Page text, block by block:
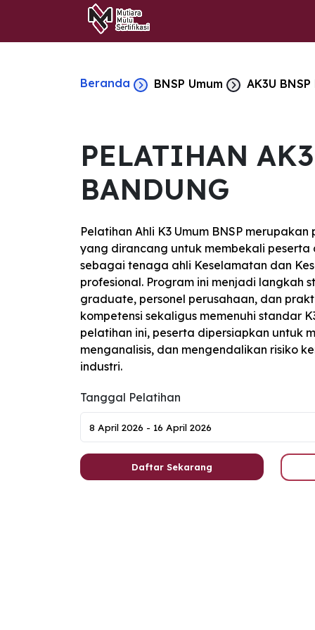
Beranda BNSP Umum AK3U
PELATIHAN
BANDUNG
Pelatihan Ahli K3 Umum BNSP
yang dirancang untuk membekali peserta
sebagai tenaga ahli Keselamatan dan
profesional. Program ini menjadi langkah
graduate, personel perusahaan, dan
kompetensi sekaligus memenuhi standar
pelatihan ini, peserta dipersiapkan untuk
menganalisis, dan mengendalikan risiko
industri.
Tanggal Pelatihan
Daftar Sekarang